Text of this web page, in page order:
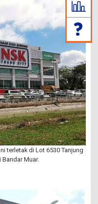
terletak di Lot 6530 Tanjung
Muar.